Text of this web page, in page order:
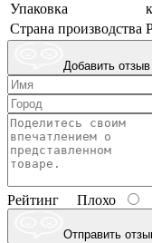
Упаковка
Страна производства
Добавить отзыв
Рейтинг Плохо
Отправить